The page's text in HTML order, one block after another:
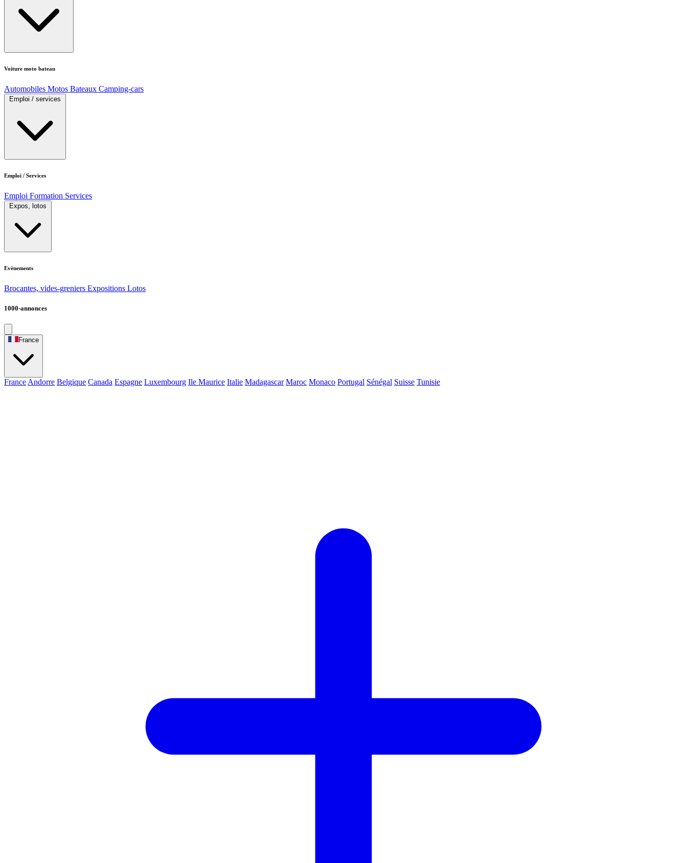
Voiture moto bateau
Automobiles Motos Bateaux Camping-cars
Emploi / services
Emploi / Services
Emploi Formation Services
Expos, lotos
Evènements
Brocantes, vides-greniers Expositions Lotos
1000-annonces
France
France Andorre Belgique Canada Espagne Luxembourg Ile Maurice Italie Madagascar Maroc Monaco Portugal Sénégal Suisse Tunisie